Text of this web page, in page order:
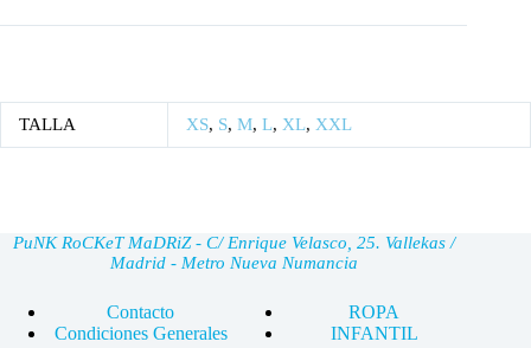
TALLA XS, S, M, L, XL, XXL
PuNK RoCKeT MaDRiZ - C/ Enrique Velasco, 25. Vallekas /
Madrid - Metro Nueva Numancia
Contacto
Condiciones Generales
ROPA
INFANTIL